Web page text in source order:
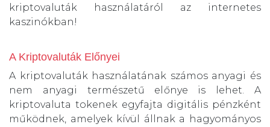
kriptovaluták használatáról az internetes
kaszinókban!
A Kriptovaluták Előnyei
A kriptovaluták használatának számos anyagi és
nem anyagi természetű előnye is lehet. A
kriptovaluta tokenek egyfajta digitális pénzként
működnek, amelyek kívül állnak a hagyományos